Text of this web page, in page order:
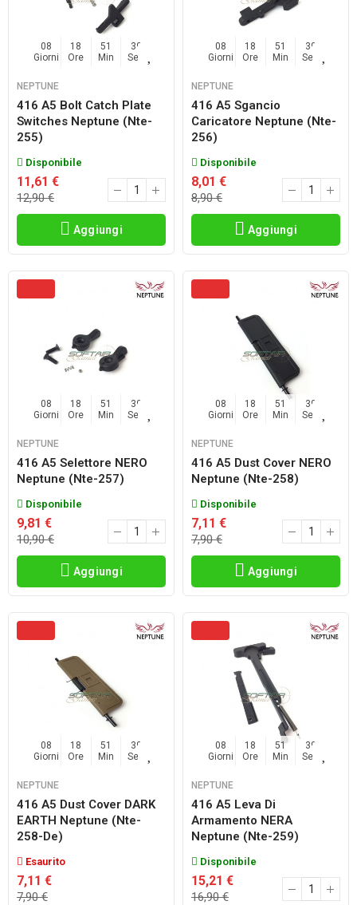
08
Giorni
18
Ore
51
Min
38
Sec
NEPTUNE
416 A5 Bolt Catch Plate
Switches Neptune (nte-
255)
Disponibile
11,61 €
12,90 €
Aggiungi
08
Giorni
18
Ore
51
Min
38
Sec
NEPTUNE
416 A5 Sgancio
Caricatore Neptune (nte-
256)
Disponibile
8,01 €
8,90 €
Aggiungi
08
Giorni
18
Ore
51
Min
38
Sec
NEPTUNE
416 A5 Selettore NERO
Neptune (nte-257)
Disponibile
9,81 €
10,90 €
Aggiungi
08
Giorni
18
Ore
51
Min
38
Sec
NEPTUNE
416 A5 Dust Cover NERO
Neptune (nte-258)
Disponibile
7,11 €
7,90 €
Aggiungi
08
Giorni
18
Ore
51
Min
38
Sec
NEPTUNE
416 A5 Dust Cover DARK
EARTH Neptune (nte-
258-De)
Esaurito
7,11 €
7,90 €
08
Giorni
18
Ore
51
Min
38
Sec
NEPTUNE
416 A5 Leva Di
Armamento NERA
Neptune (nte-259)
Disponibile
15,21 €
16,90 €